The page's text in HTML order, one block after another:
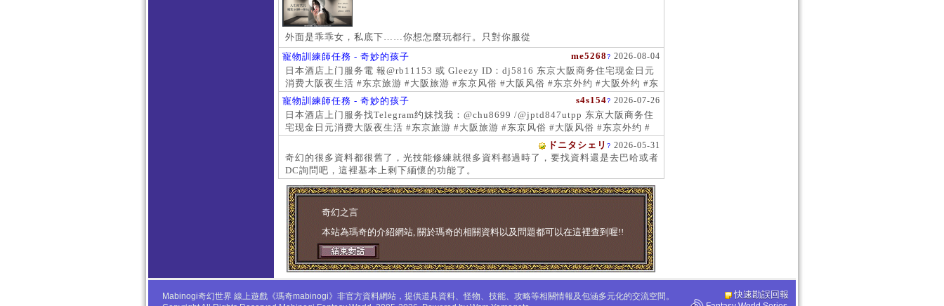
外面是乖乖女，私底下……你想怎麼玩都行。只對你服從
me5268 ? 2026-08-04
寵物訓練師任務 - 奇妙的孩子
日本酒店上门服务電 報@rb11153 或 Gleezy ID：dj5816 东京大阪商务住宅现金日元
消费大阪夜生活 #东京旅游 #大阪旅游 #东京风俗 #大阪风俗 #东京外约 #大阪外约 #东
京上门服务 #大阪上门服务新宿风俗 #梅田风俗 #歌舞伎町 #日本女孩 #大阪女孩 #日
本萝莉 #大阪萝莉 #日本学生妹
s4s154? 2026-07-26
寵物訓練師任務 - 奇妙的孩子
日本酒店上门服务找Telegram约妹找我：@chu8699 /@jptd847utpp 东京大阪商务住
宅现金日元消费大阪夜生活 #东京旅游 #大阪旅游 #东京风俗 #大阪风俗 #东京外约 #
大阪外约 #东京上门服务 #大阪上门服务新宿风俗 #梅田风俗 #歌舞伎町 #心斋桥风俗
#日本女孩 #大阪女孩 #日本萝莉 #大阪萝莉 #日本学生妹
ドニタシェリ ? 2026-05-31
奇幻的很多資料都很舊了，光技能修練就很多資料都過時了，要找資料還是去巴哈或者
DC詢問吧，這裡基本上剩下緬懷的功能了。
奇幻之言
本站為瑪奇的介紹網站, 關於瑪奇的相關資料以及問題都可以在這裡查到喔!!
Mabinogi奇幻世界 線上遊戲《瑪奇mabinogi》非官方資料網站，提供道具資料、怪物、技能、攻略等相關情報及包涵多元化的交流空間。
快速勘誤回報